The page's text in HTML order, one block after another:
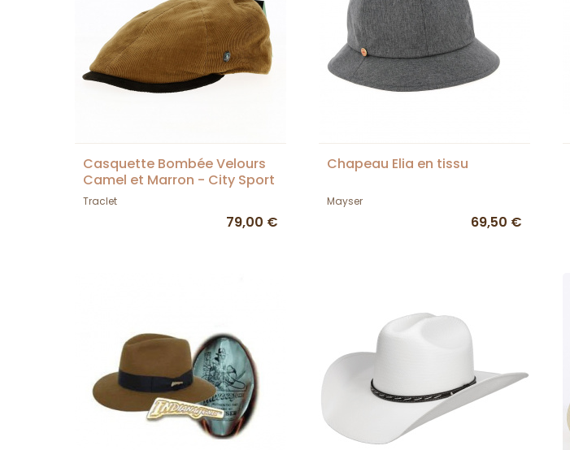
Casquette Bombée Velours
Camel et Marron - City Sport
Traclet
79,00 €
Chapeau Elia en tissu
Mayser
69,50 €